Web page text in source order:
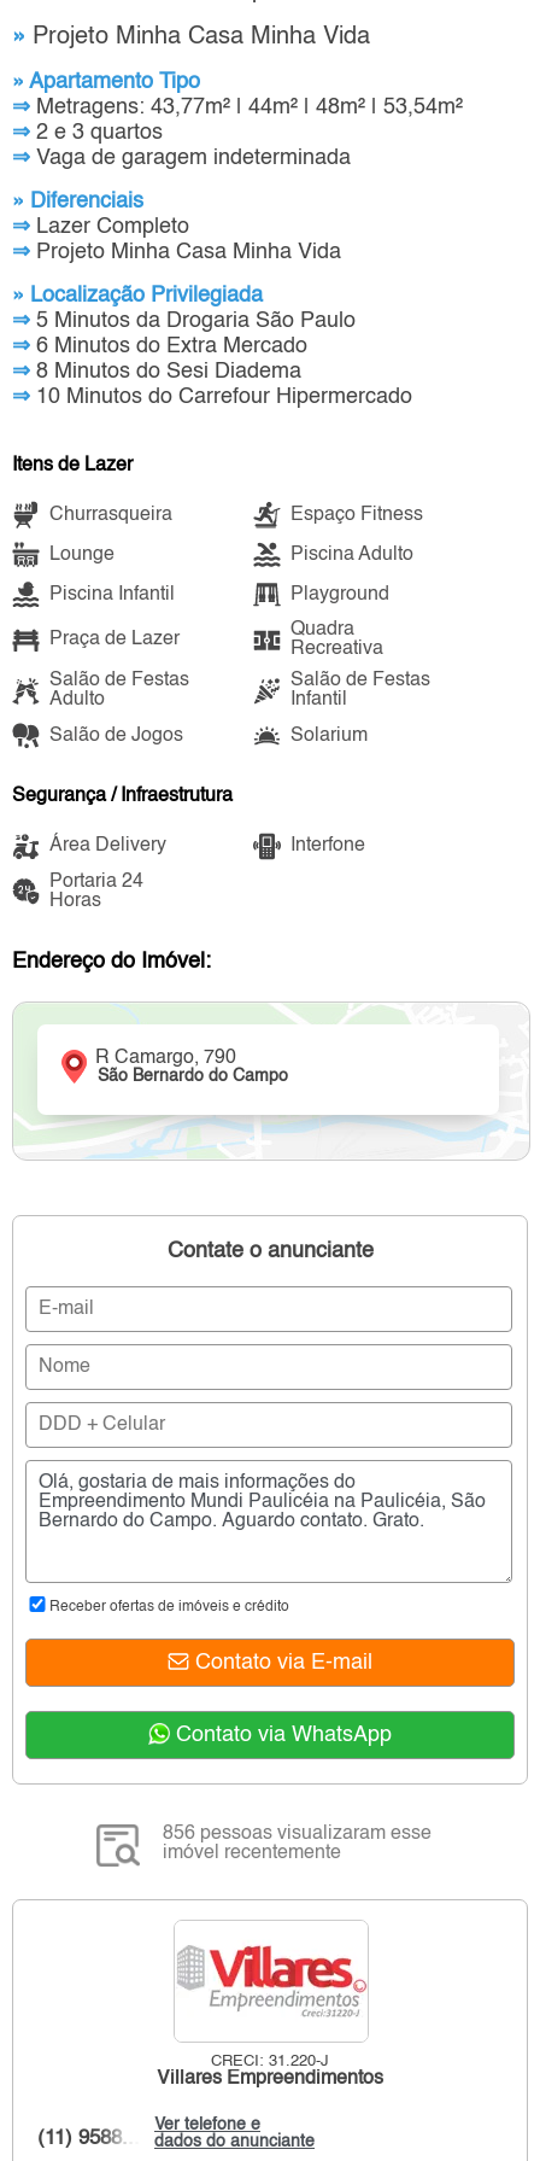
» Projeto Minha Casa Minha Vida
» Apartamento Tipo
⇒ Metragens: 43,77m² | 44m² | 48m² | 53,54m²
⇒ 2 e 3 quartos
⇒ Vaga de garagem indeterminada
» Diferenciais
⇒ Lazer Completo
⇒ Projeto Minha Casa Minha Vida
» Localização Privilegiada
⇒ 5 Minutos da Drogaria São Paulo
⇒ 6 Minutos do Extra Mercado
⇒ 8 Minutos do Sesi Diadema
⇒ 10 Minutos do Carrefour Hipermercado
Itens de Lazer
Churrasqueira Espaço Fitness
Lounge Piscina Adulto
Piscina Infantil Playground
Praça de Lazer
Quadra
Recreativa
Salão de Festas
Adulto
Salão de Festas
Infantil
Salão de Jogos
Solarium
Segurança / Infraestrutura
Área Delivery
Interfone
Portaria 24
Horas
Endereço do Imóvel:
R Camargo, 790
São Bernardo do Campo
Contate o anunciante
Receber ofertas de imóveis e crédito
Contato via E-mail
Contato via WhatsApp
856 pessoas visualizaram esse
imóvel recentemente
CRECI: 31.220-J
Villares Empreendimentos
Ver telefone e
dados do anunciante
(11) 9588...